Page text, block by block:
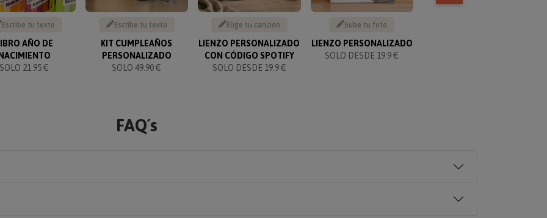
Escribe tu texto
AÑO DE
SOLO 21.95 €
Escribe tu texto
KIT CUMPLEAÑOS
PERSONALIZADO
SOLO 49.90 €
Elige tu canción
LIENZO PERSONALIZADO
CON CÓDIGO SPOTIFY
SOLO DESDE 19.9 €
Sube tu foto
LIENZO PERSONALIZADO
SOLO DESDE 19.9 €
FAQ´s